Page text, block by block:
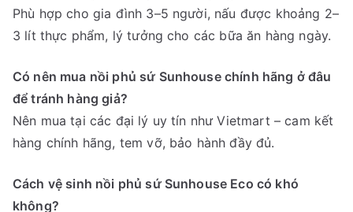
Phù hợp cho gia đình 3–5 người, nấu được khoảng 2–
3 lít thực phẩm, lý tưởng cho các bữa ăn hàng ngày.
Có nên mua nồi phủ sứ Sunhouse chính hãng ở đâu
để tránh hàng giả?
Nên mua tại các đại lý uy tín như Vietmart – cam kết
hàng chính hãng, tem vỡ, bảo hành đầy đủ.
Cách vệ sinh nồi phủ sứ Sunhouse Eco có khó
không?